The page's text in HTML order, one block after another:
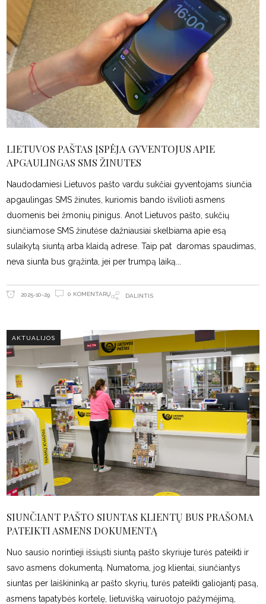
LIETUVOS PAŠTAS ĮSPĖJA GYVENTOJUS APIE
APGAULINGAS SMS ŽINUTES
Naudodamiesi Lietuvos pašto vardu sukčiai gyventojams siunčia
apgaulingas SMS žinutes, kuriomis bando išvilioti asmens
duomenis bei žmonių pinigus. Anot Lietuvos pašto, sukčių
siunčiamose SMS žinutėse dažniausiai skelbiama apie esą
sulaikytą siuntą arba klaidą adrese. Taip pat daromas spaudimas,
neva siunta bus grąžinta, jei per trumpą laiką
2025-10-29 0 KOMENTARŲ DALINTIS
AKTUALIJOS
SIUNČIANT PAŠTO SIUNTAS KLIENTŲ BUS PRAŠOMA
PATEIKTI ASMENS DOKUMENTĄ
Nuo sausio norintieji išsiųsti siuntą pašto skyriuje turės pateikti ir
savo asmens dokumentą. Numatoma, jog klientai, siunčiantys
siuntas per laiškininką ar pašto skyrių, turės pateikti galiojantį pasą,
asmens tapatybės kortelę, lietuvišką vairuotojo pažymėjimą,